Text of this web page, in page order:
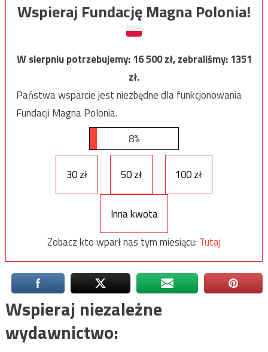
Wspieraj Fundację Magna Polonia!
W sierpniu potrzebujemy:16 500zł, zebraliśmy:1351
zł.
Państwa wsparcie jest niezbędne dla funkcjonowania
Fundacji Magna Polonia.
8%
30 zł 50 zł 100 zł
Inna kwota
Zobacz kto wparł nas tym miesiącu: Tutaj
Wspieraj niezależne
wydawnictwo: